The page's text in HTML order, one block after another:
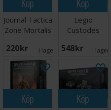
1
Journal Tactica
Zone Mortalis
220 SEK I lager: 2
Legio
Custodes
Guard
548 SEK I
Köp Köp